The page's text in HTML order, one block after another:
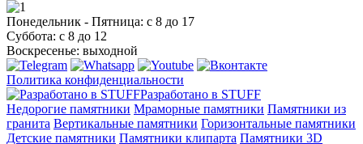
Понедельник - Пятница: с 8 до 17
Суббота: с 8 до 12
Воскресенье: выходной
Политика конфиденциальности
Разработано в STUFF
Недорогие памятники Мраморные памятники Памятники из
гранита Вертикальные памятники Горизонтальные памятники
Детские памятники Памятники клипарта Памятники 3D